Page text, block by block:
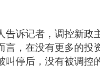
诉记者，调控新政
言，在没有更多的投
叫停后，没有被调控